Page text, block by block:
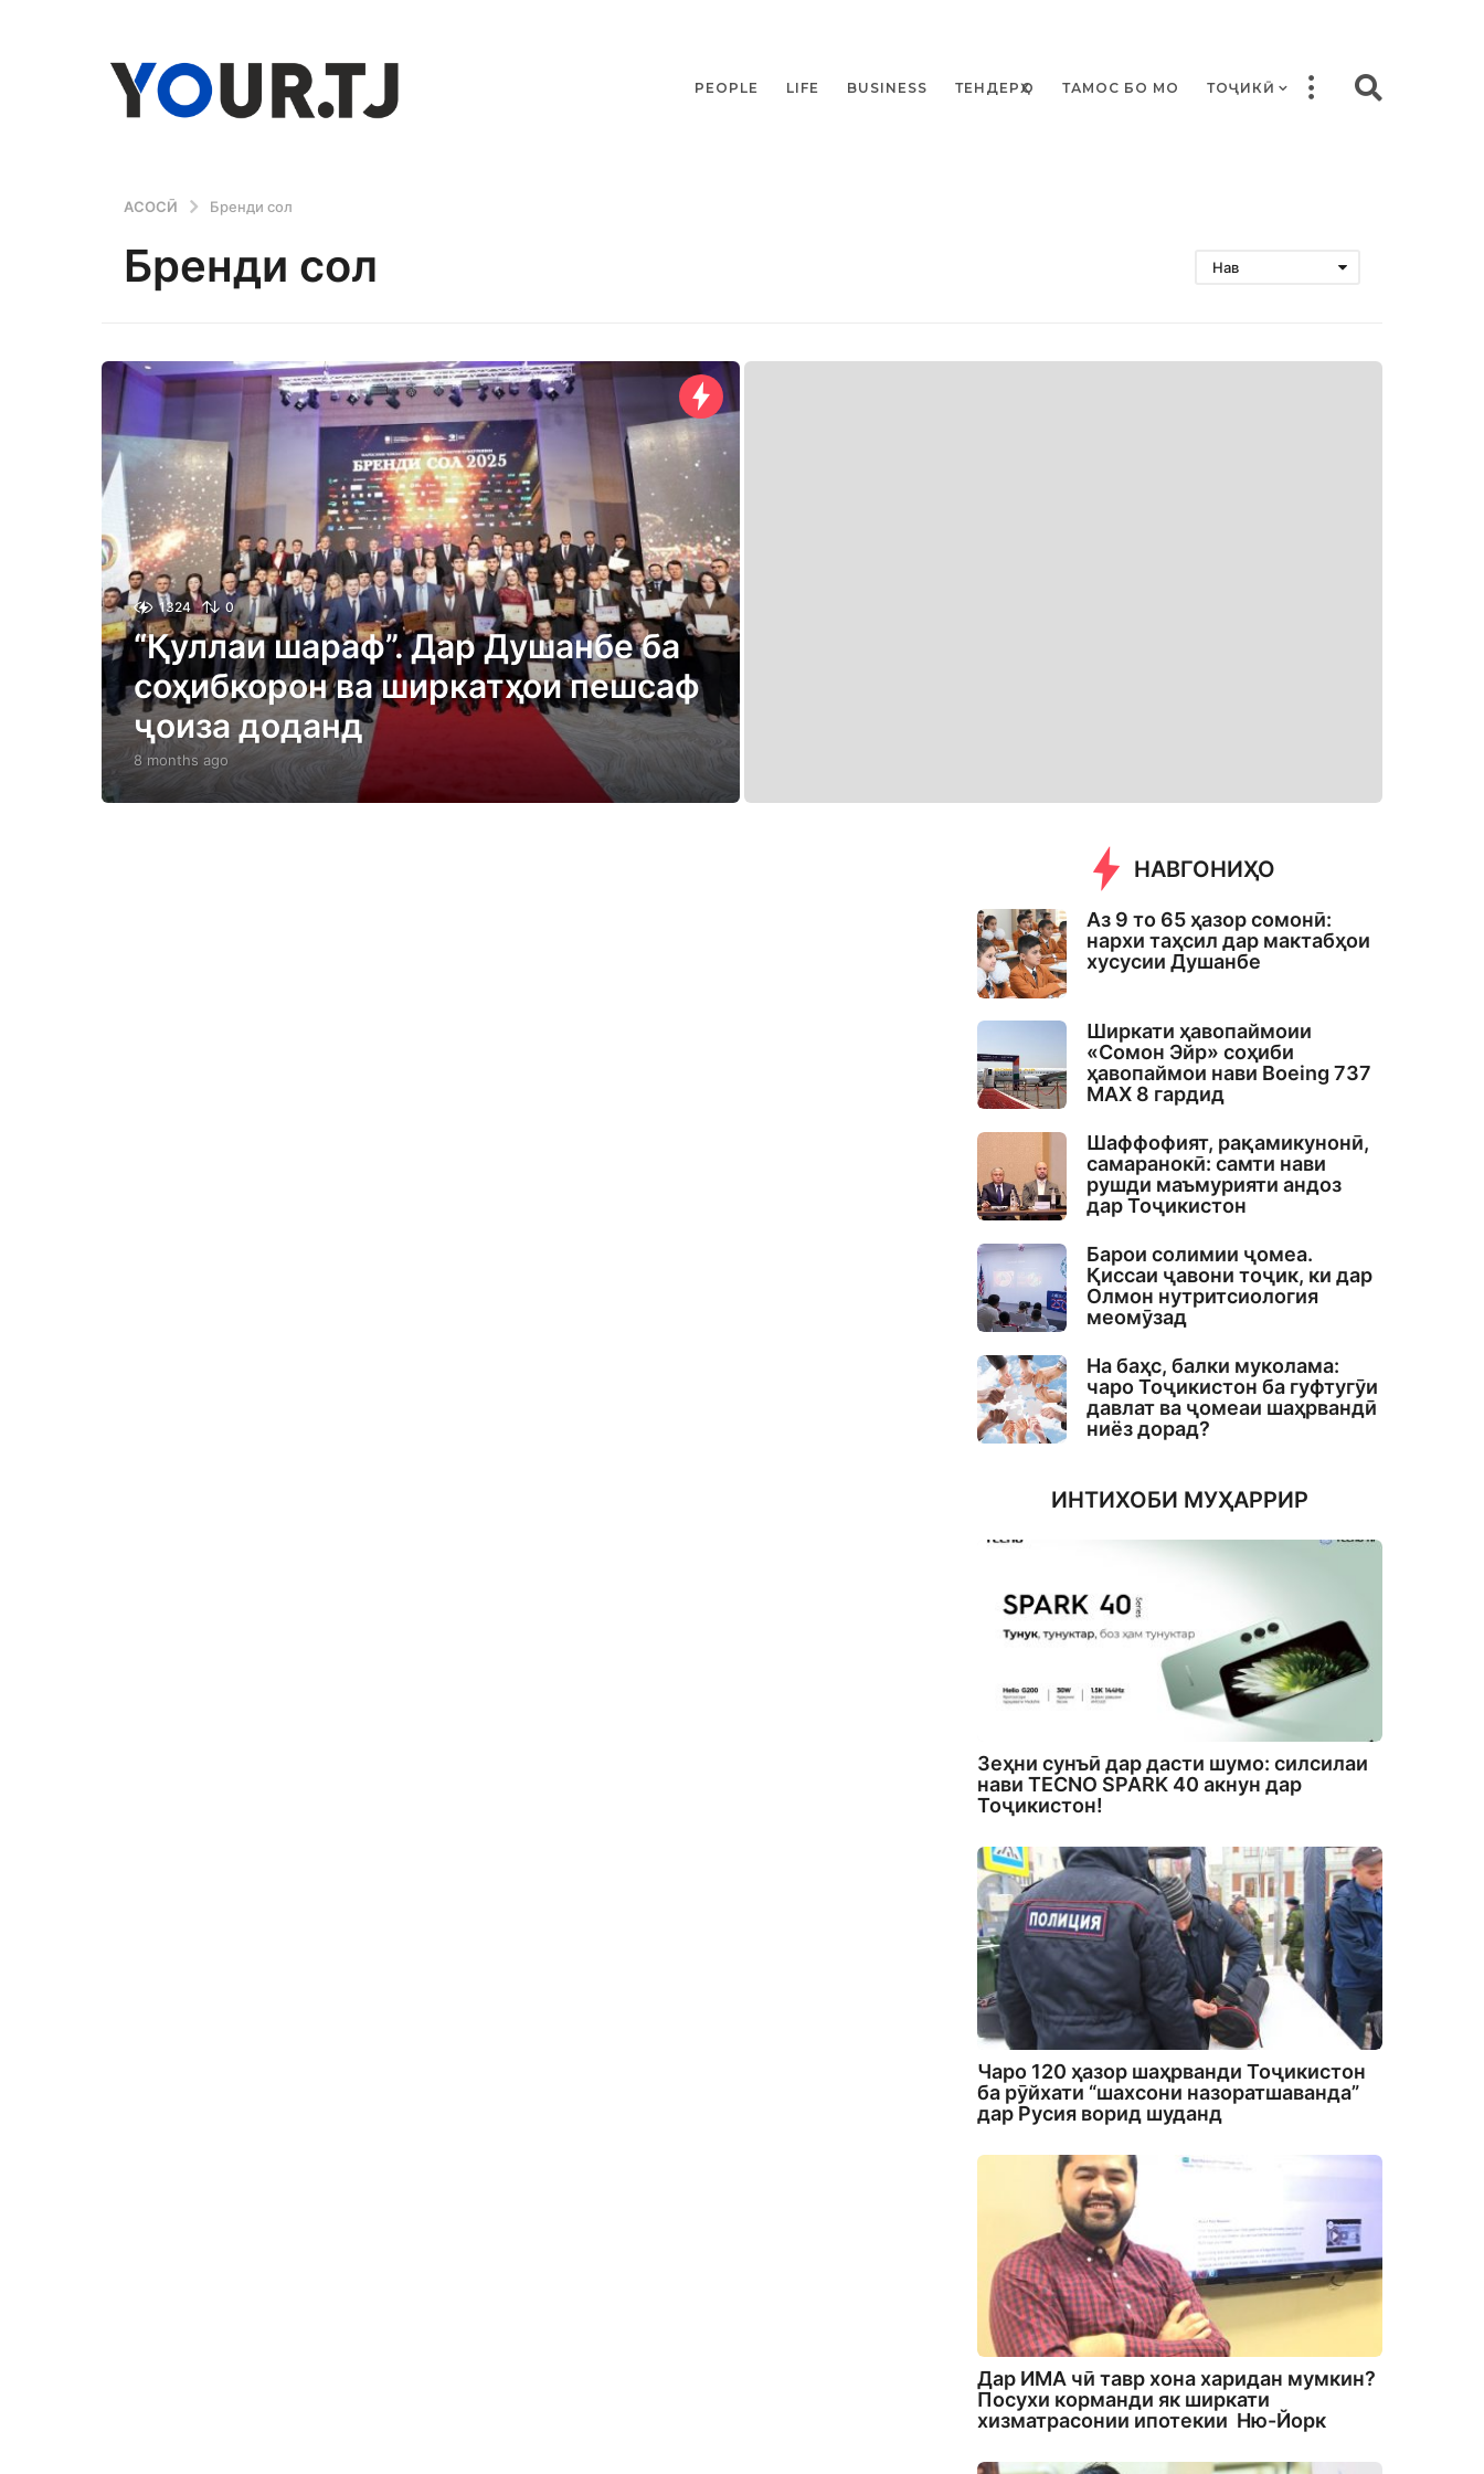
PEOPLE LIFE BUSINESS ТЕНДЕРҲО ТАМОС БО МО ТОҶИКӢ
АСОСӢ Бренди сол
Бренди сол Нав
1324 0
“Қуллаи шараф”. Дар Душанбе ба
соҳибкорон ва ширкатҳои пешсаф
ҷоиза доданд
8 months ago
o
НАВГОНИҲО
Аз 9 то 65 ҳазор сомонӣ:
нархи таҳсил дар мактабҳои
хусусии Душанбе
Ширкати ҳавопаймоии
«Сомон Эйр» соҳиби
ҳавопаймои нави Boeing 737
MAX 8 гардид
Шаффофият, рақамикунонӣ,
самаранокӣ: самти нави
рушди маъмурияти андоз
дар Тоҷикистон
Барои солимии ҷомеа.
Қиссаи ҷавони тоҷик, ки дар
Олмон нутритсиология
меомӯзад
На баҳс, балки муколама:
чаро Тоҷикистон ба гуфтугӯи
давлат ва ҷомеаи шаҳрвандӣ
ниёз дорад?
ИНТИХОБИ МУҲАРРИР
Зеҳни сунъӣ дар дасти шумо: силсилаи
нави TECNO SPARK 40 акнун дар
Тоҷикистон!
Чаро 120 ҳазор шаҳрванди Тоҷикистон
ба рӯйхати “шахсони назоратшаванда”
дар Русия ворид шуданд
Дар ИМА чӣ тавр хона харидан мумкин?
Посухи корманди як ширкати
хизматрасонии ипотекии Ню-Йорк